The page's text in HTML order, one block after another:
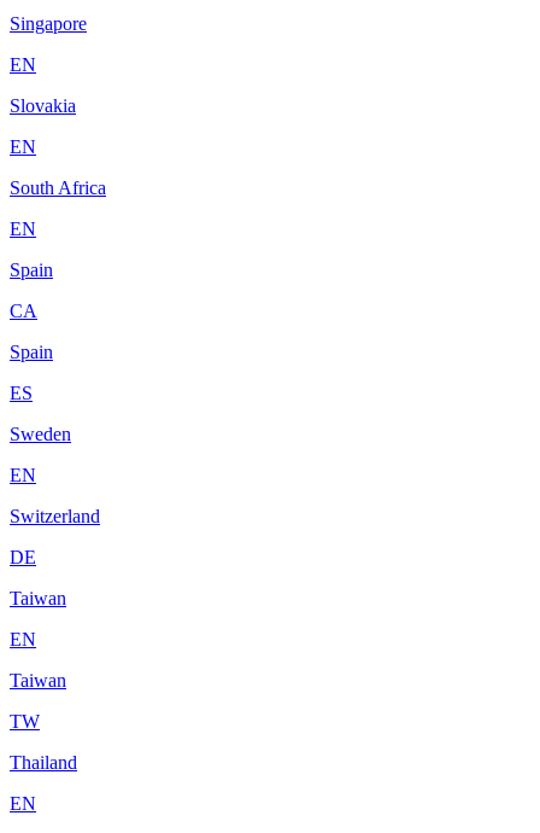
Singapore
EN
Slovakia
EN
South Africa
EN
Spain
CA
Spain
ES
Sweden
EN
Switzerland
DE
Taiwan
EN
Taiwan
TW
Thailand
EN